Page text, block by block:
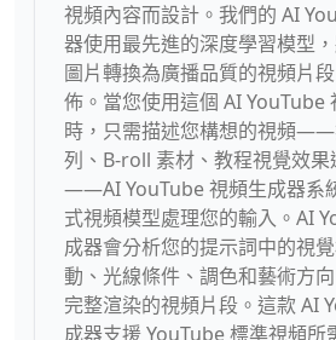
視頻內容而設計。我們的 AI
器使用最先進的深度學習模型
圖片轉換為廣播品質的視頻片
佈。當您使用這個 AI YouTube
時，只需描述您構想的視頻
列、B-roll 素材、教程視覺效果
——AI YouTube 視頻生成器系
式視頻模型處理您的輸入。AI
成器會分析您的提示詞中的視
動、光線條件、調色和藝術方
完整渲染的視頻片段。這款 AI
成器支援 YouTube 標準視頻所